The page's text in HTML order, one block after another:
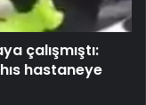
çalışmıştı:
hastaneye